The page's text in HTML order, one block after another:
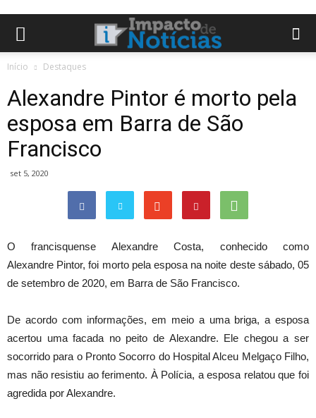
Início Destaques
Alexandre Pintor é morto pela
esposa em Barra de São
Francisco
set 5, 2020
O francisquense Alexandre
Costa, conhecido como
Alexandre Pintor, foi morto pela esposa na noite deste sábado, 05
de setembro de 2020, em Barra de São Francisco.
De acordo com informações, em meio a uma briga, a esposa
acertou uma facada no peito de Alexandre. Ele chegou a ser
socorrido para o Pronto Socorro do Hospital Alceu Melgaço Filho,
mas não resistiu ao ferimento. À Polícia, a esposa relatou que foi
agredida por Alexandre.